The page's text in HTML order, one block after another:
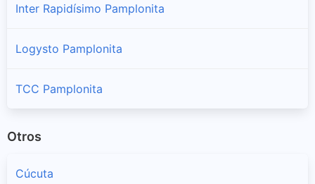
Inter Rapidísimo Pamplonita
Logysto Pamplonita
TCC Pamplonita
Otros
Cúcuta